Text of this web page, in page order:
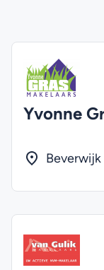
Yvonne
Beverwijk